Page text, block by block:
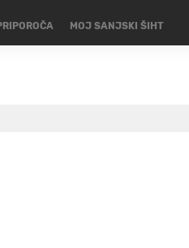
MOJ SANJSKI ŠIHT